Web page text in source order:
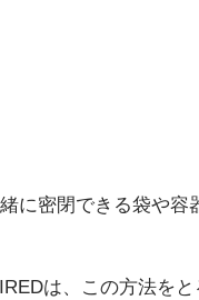
に密閉できる袋や
は、この方法を